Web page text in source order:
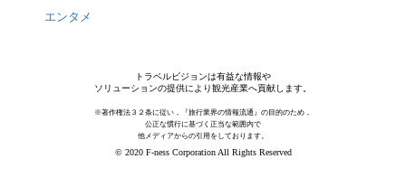
エンタメ
トラベルビジョンは有益な情報や
ソリューションの提供により観光産業へ貢献します。
※著作権法３２条に従い，『旅行業界の情報流通』の目的のため，
公正な慣行に基づく正当な範囲内で
他メディアからの引用をしております。
© 2020 F-ness Corporation All Rights Reserved